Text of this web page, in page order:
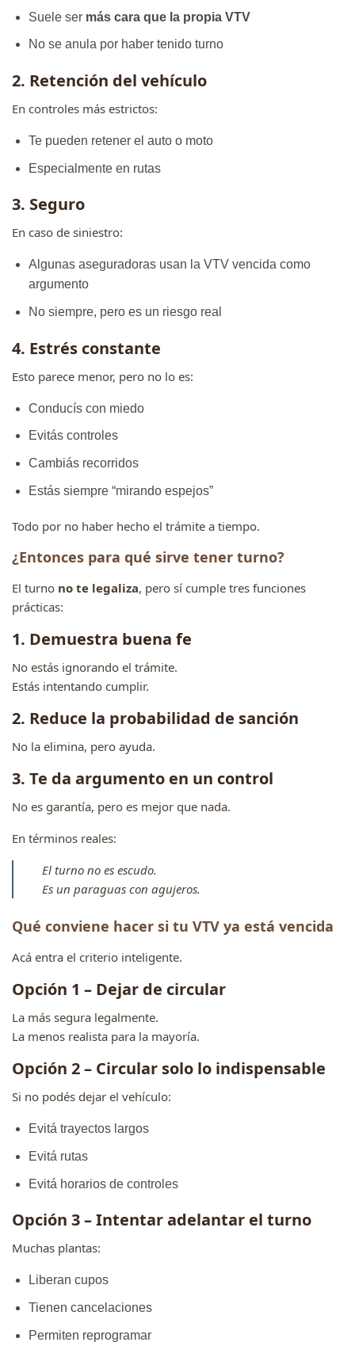
Suele ser más cara que la propia VTV
No se anula por haber tenido turno
2. Retención del vehículo
En controles más estrictos:
Te pueden retener el auto o moto
Especialmente en rutas
3. Seguro
En caso de siniestro:
Algunas aseguradoras usan la VTV vencida como
argumento
No siempre, pero es un riesgo real
4. Estrés constante
Esto parece menor, pero no lo es:
Conducís con miedo
Evitás controles
Cambiás recorridos
Estás siempre “mirando espejos”
Todo por no haber hecho el trámite a tiempo.
¿Entonces para qué sirve tener turno?
El turno no te legaliza, pero sí cumple tres funciones
prácticas:
1. Demuestra buena fe
No estás ignorando el trámite.
Estás intentando cumplir.
2. Reduce la probabilidad de sanción
No la elimina, pero ayuda.
3. Te da argumento en un control
No es garantía, pero es mejor que nada.
En términos reales:
El turno no es escudo.
Es un paraguas con agujeros.
Qué conviene hacer si tu VTV ya está vencida
Acá entra el criterio inteligente.
Opción 1 – Dejar de circular
La más segura legalmente.
La menos realista para la mayoría.
Opción 2 – Circular solo lo indispensable
Si no podés dejar el vehículo:
Evitá trayectos largos
Evitá rutas
Evitá horarios de controles
Opción 3 – Intentar adelantar el turno
Muchas plantas:
Liberan cupos
Tienen cancelaciones
Permiten reprogramar